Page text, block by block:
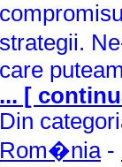
strategii.
care
... [
Din
Rom�nia-